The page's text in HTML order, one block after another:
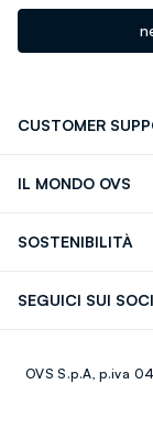
CUSTOMER
IL MONDO OVS
Giftcard
SOSTENIBILITÀ
SEGUICI SUI
Youtube
OVS S.p.A, p.iva